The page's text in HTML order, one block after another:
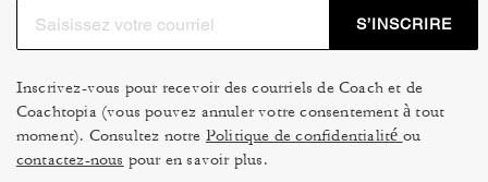
S’INSCRIRE
Inscrivez-vous pour recevoir des courriels de Coach et de
Coachtopia (vous pouvez annuler votre consentement à tout
moment). Consultez notre Politique de confidentialité ou
contactez-nous pour en savoir plus.